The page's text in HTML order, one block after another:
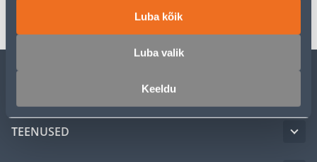
Luba kõik
Luba valik
Keeldu
TEENUSED